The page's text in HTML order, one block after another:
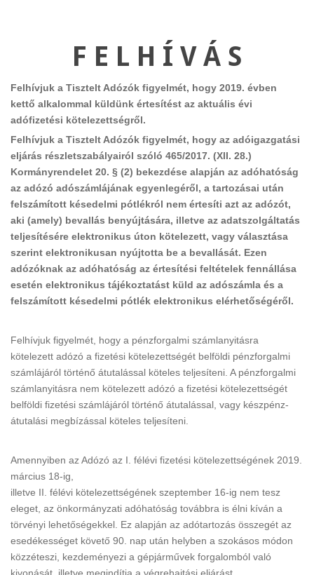
F E L H Í V Á S
Felhívjuk a Tisztelt Adózók figyelmét, hogy 2019. évben
kettő alkalommal küldünk értesítést az aktuális évi
adófizetési kötelezettségről.
Felhívjuk a Tisztelt Adózók figyelmét, hogy az adóigazgatási
eljárás részletszabályairól szóló 465/2017. (XII. 28.)
Kormányrendelet 20. § (2) bekezdése alapján az adóhatóság
az adózó adószámlájának egyenlegéről, a tartozásai után
felszámított késedelmi pótlékról nem értesíti azt az adózót,
aki (amely) bevallás benyújtására, illetve az adatszolgáltatás
teljesítésére elektronikus úton kötelezett, vagy választása
szerint elektronikusan nyújtotta be a bevallását. Ezen
adózóknak az adóhatóság az értesítési feltételek fennállása
esetén elektronikus tájékoztatást küld az adószámla és a
felszámított késedelmi pótlék elektronikus elérhetőségéről.
Felhívjuk figyelmét, hogy a pénzforgalmi számlanyitásra
kötelezett adózó a fizetési kötelezettségét belföldi pénzforgalmi
számlájáról történő átutalással köteles teljesíteni. A pénzforgalmi
számlanyitásra nem kötelezett adózó a fizetési kötelezettségét
belföldi fizetési számlájáról történő átutalással, vagy készpénz-
átutalási megbízással köteles teljesíteni.
Amennyiben az Adózó az I. félévi fizetési kötelezettségének 2019.
március 18-ig,
illetve II. félévi kötelezettségének szeptember 16-ig nem tesz
eleget, az önkormányzati adóhatóság továbbra is élni kíván a
törvényi lehetőségekkel. Ez alapján az adótartozás összegét az
esedékességet követő 90. nap után helyben a szokásos módon
közzéteszi, kezdeményezi a gépjárművek forgalomból való